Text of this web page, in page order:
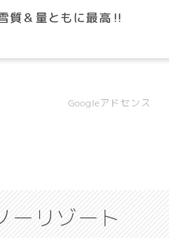
質＆量ともに最高‼︎
Googleアドセンス
リゾート